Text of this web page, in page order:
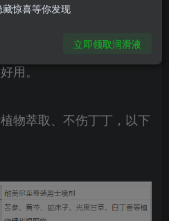
质疑，有用吗？对身体有
耐美尔这款产品入手，来
用。
物萃取、不伤丁丁，以下
惊喜等你发现
立即领取润滑液